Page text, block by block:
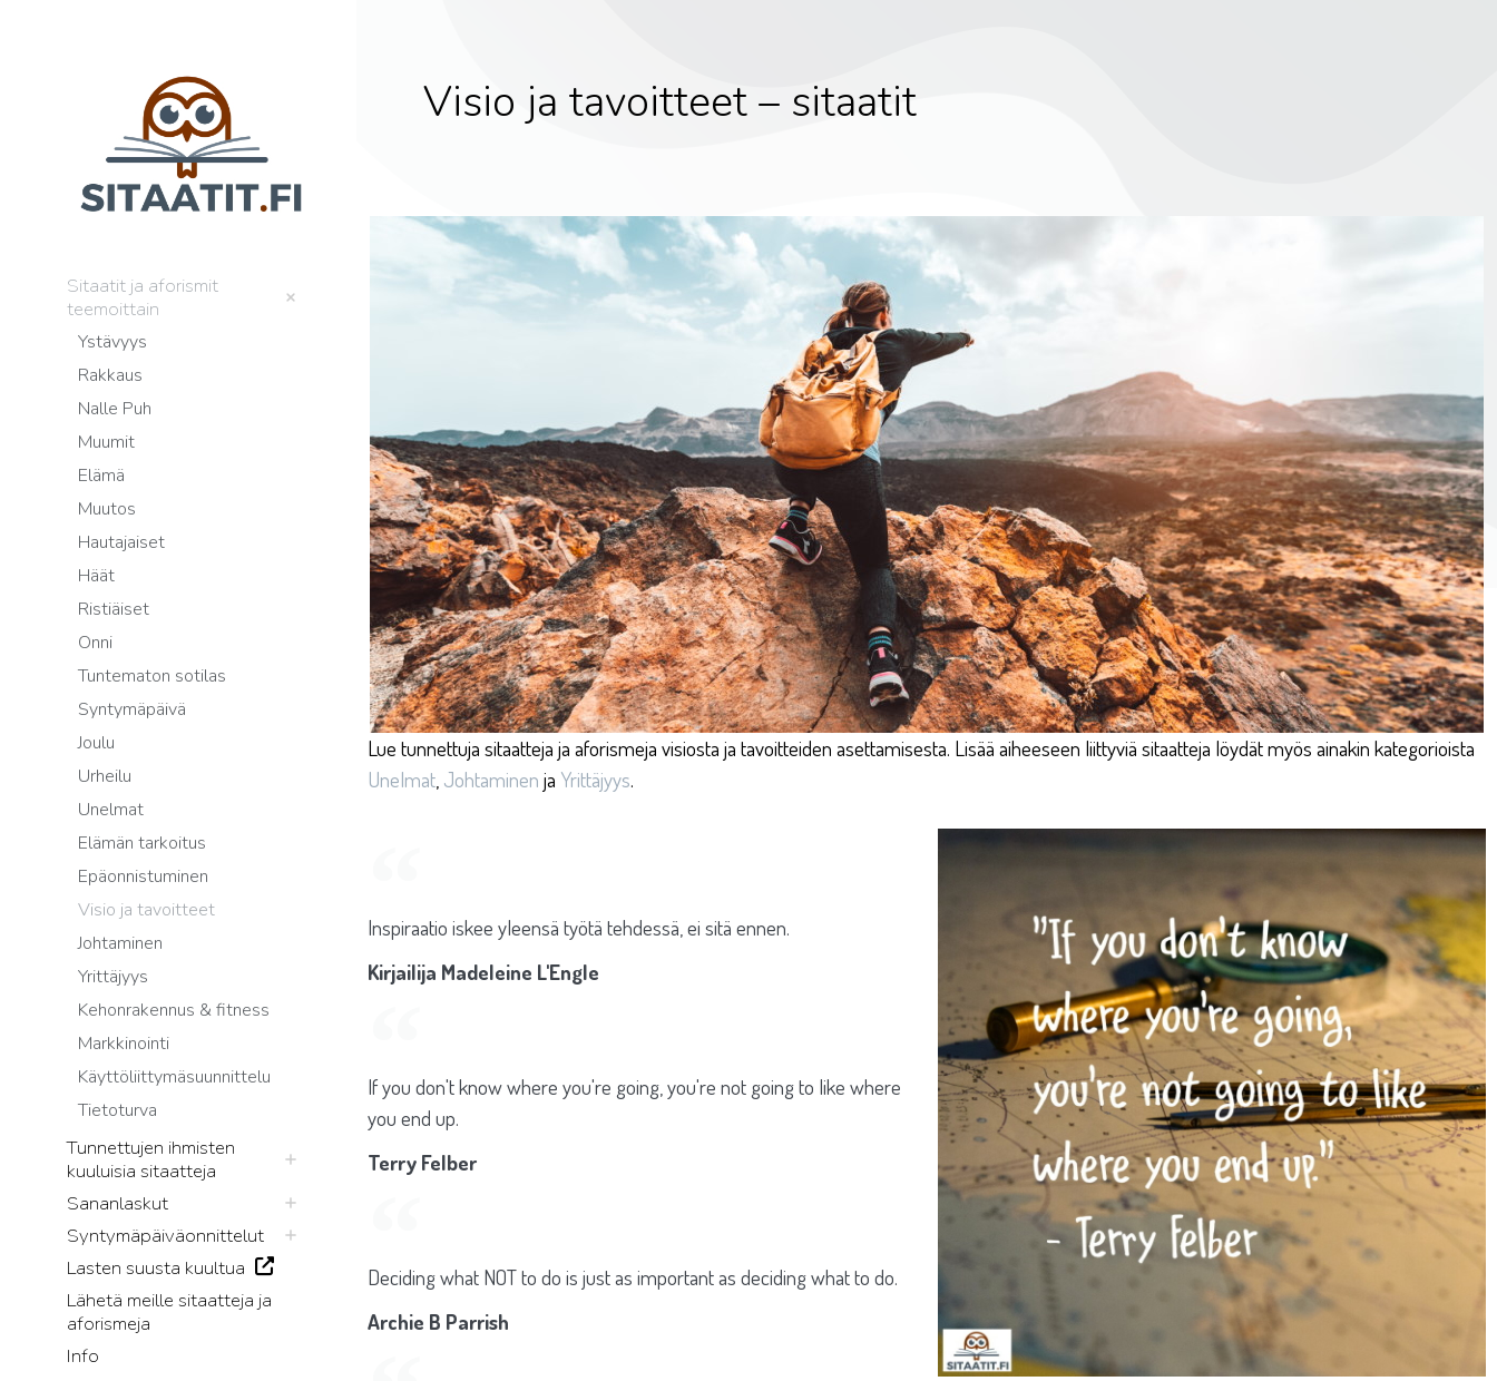
Sitaatit ja aforismit
teemoittain
Ystävyys
Rakkaus
Nalle Puh
Muumit
Elämä
Muutos
Hautajaiset
Häät
Ristiäiset
Onni
Tuntematon sotilas
Syntymäpäivä
Joulu
Urheilu
Unelmat
Elämän tarkoitus
Epäonnistuminen
Visio ja tavoitteet
Johtaminen
Yrittäjyys
Kehonrakennus & fitness
Markkinointi
Käyttöliittymäsuunnittelu
Tietoturva
Tunnettujen ihmisten
kuuluisia sitaatteja
Sananlaskut
Syntymäpäiväonnittelut
Lasten suusta kuultua
Lähetä meille sitaatteja ja
aforismeja
Info
Visio ja tavoitteet – sitaatit
Lue tunnettuja sitaatteja ja aforismeja visiosta ja tavoitteiden asettamisesta. Lisää aiheeseen liittyviä sitaatteja löydät myös ainakin kategorioista
Unelmat, Johtaminen ja Yrittäjyys.
Inspiraatio iskee yleensä työtä tehdessä, ei sitä ennen.
Kirjailija Madeleine L'Engle
If you don't know where you're going, you're not going to like where
you end up.
Terry Felber
Deciding what NOT to do is just as important as deciding what to do.
Archie B Parrish